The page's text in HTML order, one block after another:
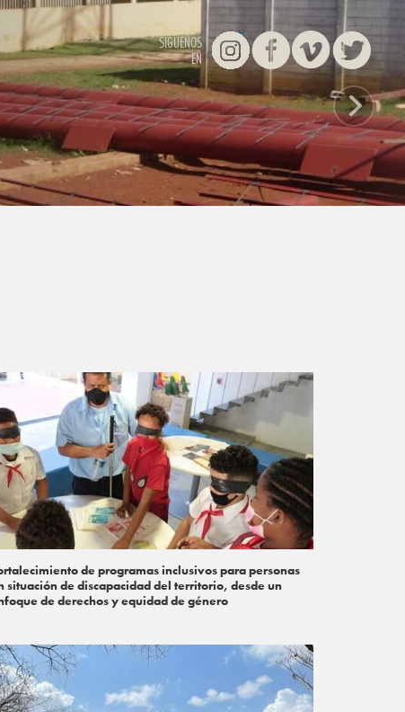
SÍGUENOS
EN
InstagramFacebookVimeo Twitter
de programas inclusivos para personas
situación de discapacidad del territorio, desde un
de derechos y equidad de género